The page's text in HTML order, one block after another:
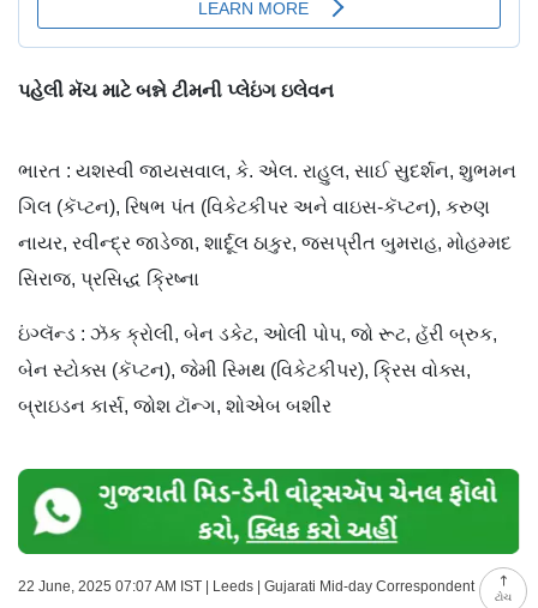
ટોચ
પહેલી મૅચ માટે બન્ને ટીમની પ્લેઇંગ ઇલેવન
ભારત : યશસ્વી જાયસવાલ, કે. એલ. રાહુલ, સાઈ સુદર્શન, શુભમન
ગિલ (કૅપ્ટન), રિષભ પંત (વિકેટકીપર અને વાઇસ-કૅપ્ટન), કરુણ
નાયર, રવીન્દ્ર જાડેજા, શાર્દૂલ ઠાકુર, જસપ્રીત બુમરાહ, મોહમ્મદ
સિરાજ, પ્રસિદ્ધ ક્રિષ્ના
ઇંગ્લૅન્ડ : ઝૅક ક્રોલી, બેન ડકેટ, ઓલી પોપ, જો રૂટ, હૅરી બ્રુક,
બેન સ્ટોક્સ (કૅપ્ટન), જેમી સ્મિથ (વિકેટકીપર), ક્રિસ વોક્સ,
બ્રાઇડન કાર્સ, જોશ ટૉન્ગ, શોએબ બશીર
22 June, 2025 07:07 AM IST | Leeds | Gujarati Mid-day Correspondent